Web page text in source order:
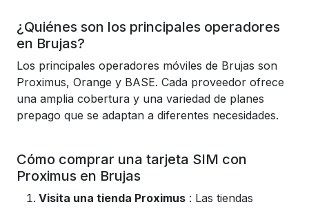
¿Quiénes son los principales operadores
en Brujas?
Los principales operadores móviles de Brujas son
Proximus, Orange y BASE. Cada proveedor ofrece
una amplia cobertura y una variedad de planes
prepago que se adaptan a diferentes necesidades.
Cómo comprar una tarjeta SIM con
Proximus en Brujas
Visita una tienda Proximus : Las tiendas